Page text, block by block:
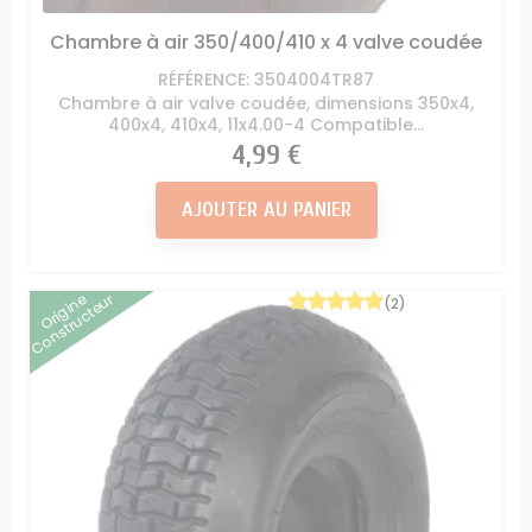
Chambre à air 350/400/410 x 4 valve coudée
RÉFÉRENCE: 3504004TR87
Chambre à air valve coudée, dimensions 350x4,
400x4, 410x4, 11x4.00-4 Compatible...
Prix
4,99 €
AJOUTER AU PANIER
Origine
Constructeur (2)